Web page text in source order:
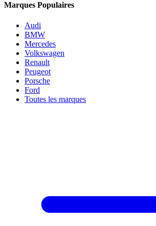
Marques Populaires
Audi
BMW
Mercedes
Volkswagen
Renault
Peugeot
Porsche
Ford
Toutes les marques